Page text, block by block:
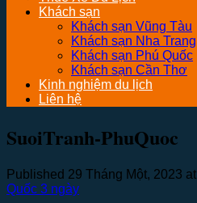
Khách sạn
Khách sạn Vũng Tàu
Khách sạn Nha Trang
Khách sạn Phú Quốc
Khách sạn Cần Thơ
Kinh nghiệm du lịch
Liên hệ
SuoiTranh-PhuQuoc
Published 29 Tháng Một, 2023 at
Quốc 3 ngày